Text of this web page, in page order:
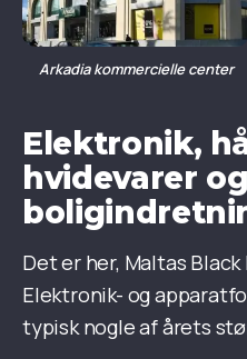
Arkadia kommercielle center
Elektronik,
hvidevarer og
Det er her, Maltas
Elektronik- og
typisk nogle af årets